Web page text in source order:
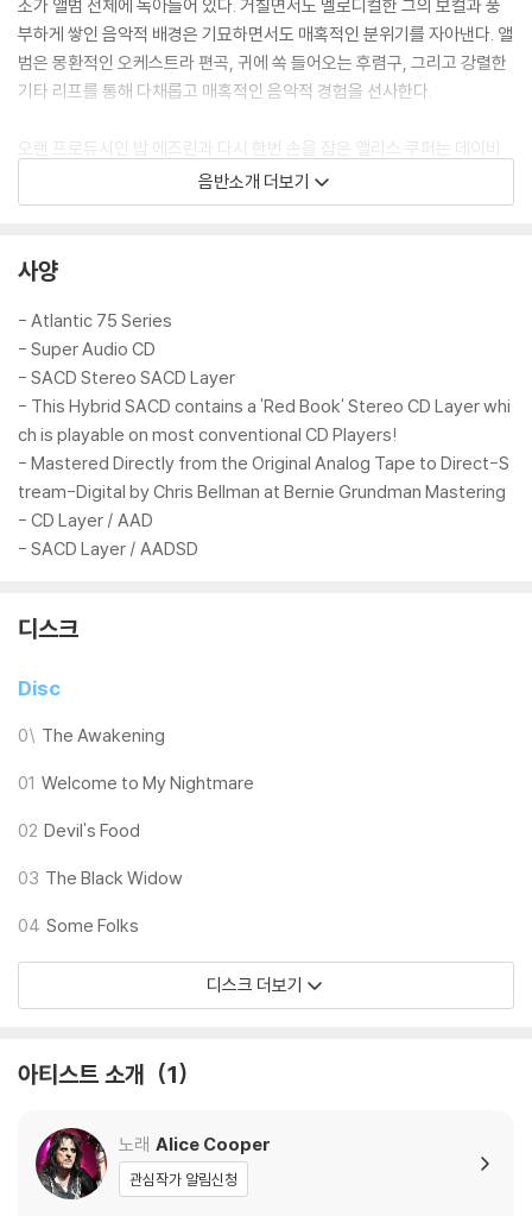
소가 앨범 전체에 녹아들어 있다. 거칠면서도 멜로디컬한 그의 보컬과 풍
부하게 쌓인 음악적 배경은 기묘하면서도 매혹적인 분위기를 자아낸다. 앨
범은 몽환적인 오케스트라 편곡, 귀에 쏙 들어오는 후렴구, 그리고 강렬한
기타 리프를 통해 다채롭고 매혹적인 음악적 경험을 선사한다.
오랜 프로듀서인 밥 에즈린과 다시 한번 손을 잡은 앨리스 쿠퍼는 데이비
드 윈터가 제작한 영화에 어울리는 최고의 음악들을 만들어냈고, 그 과정
에서 엄청난 히트 싱글 "Only Women Bleed"를 비롯한 그의 대표곡들을
o My Nightmare ' 를 여러 장 판매하여 플래티넘을 돌파하게 했고, 앨리
애틀랜틱 레코드 75주년 기념
"75 for 75"는 애틀랜틱 레코드의 유구한 역사를 자랑하는 음반들을 엄선
하여 출시하는 75장의 바이닐 시리즈다. 이 위대한 레이블에는 시대를 초
월하는 최고의 아티스트와 명반들이 다수 포함되어 있다.
음반소개 더보기
사양
- Atlantic 75 Series
- Super Audio CD
- SACD Stereo SACD Layer
- This Hybrid SACD contains a 'Red Book' Stereo CD Layer whi
ch is playable on most conventional CD Players!
- Mastered Directly from the Original Analog Tape to Direct-S
tream-Digital by Chris Bellman at Bernie Grundman Mastering
- CD Layer / AAD
- SACD Layer / AADSD
디스크
Disc
0\ The Awakening
01 Welcome to My Nightmare
02 Devil's Food
03 The Black Widow
04 Some Folks
디스크 더보기
아티스트 소개 1
노래 Alice Cooper
관심작가 알림신청